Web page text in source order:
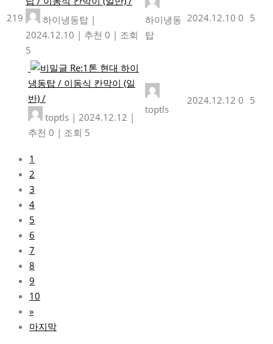
219
하이냉동탑 |
2024.12.10 | 추천 0 | 조회
5
하이냉동
탑
2024.12.10 0 5
Re:1톤 현대 하이
냉동탑 / 이동식 칸막이 (일
반) /
toptls | 2024.12.12 |
추천 0 | 조회 5
toptls
2024.12.12 0 5
1
2
3
4
5
6
7
8
9
10
»
마지막